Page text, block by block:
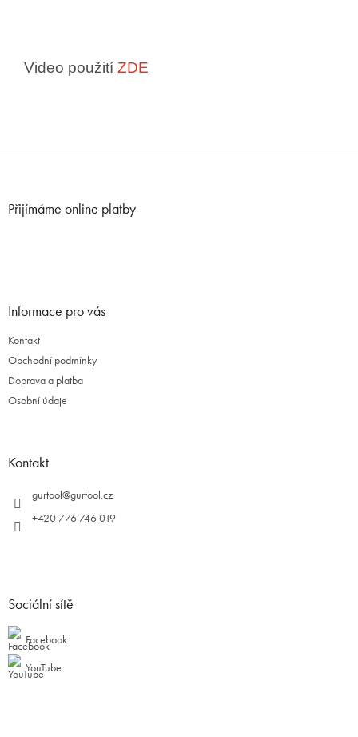
Video použití ZDE
Přijímáme online platby
Informace pro vás
Kontakt
Obchodní podmínky
Doprava a platba
Osobní údaje
Kontakt
gurtool@gurtool.cz
+420 776 746 019
Sociální sítě
Facebook
YouTube